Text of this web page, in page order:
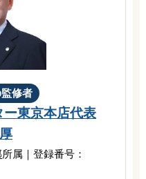
修者
ー東京本店代表
所属｜登録番号：